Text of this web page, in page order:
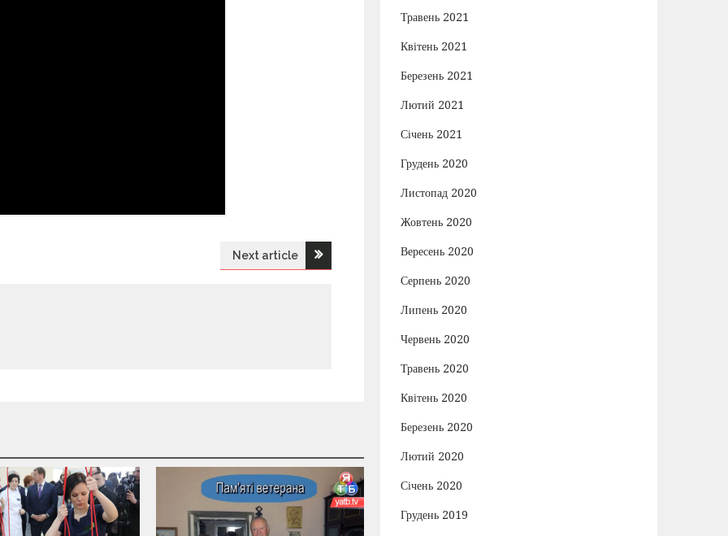
Next article
Травень 2021
Квітень 2021
Березень 2021
Лютий 2021
Січень 2021
Грудень 2020
Листопад 2020
Жовтень 2020
Вересень 2020
Серпень 2020
Липень 2020
Червень 2020
Травень 2020
Квітень 2020
Березень 2020
Лютий 2020
Січень 2020
Грудень 2019